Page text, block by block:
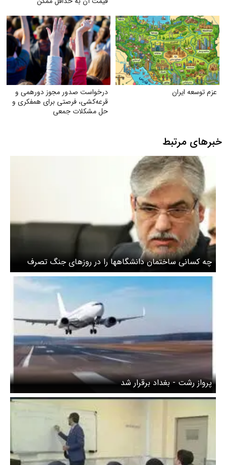
عزم توسعه ایران
درخواست صدور مجوز دورهمی و
قرعه‌کشی، فرصتی برای همفکری و
حل مشکلات جمعی
خبرهای مرتبط
چه کسانی ساختمان دانشگاهها را در روزهای جنگ تصرف
کردند؟
پرواز رشت - بغداد برقرار شد